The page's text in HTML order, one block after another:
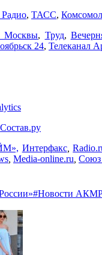
, ТАСС,
Москвы, Труд,
24, Телеканал
Состав.ру
Интерфакс,
Media-online.ru Союз
#Новости